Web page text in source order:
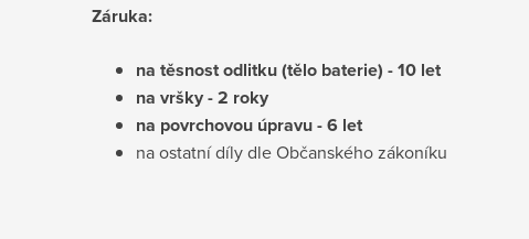
Záruka:
na těsnost odlitku (tělo baterie) - 10 let
na vršky - 2 roky
na povrchovou úpravu - 6 let
na ostatní díly dle Občanského zákoníku